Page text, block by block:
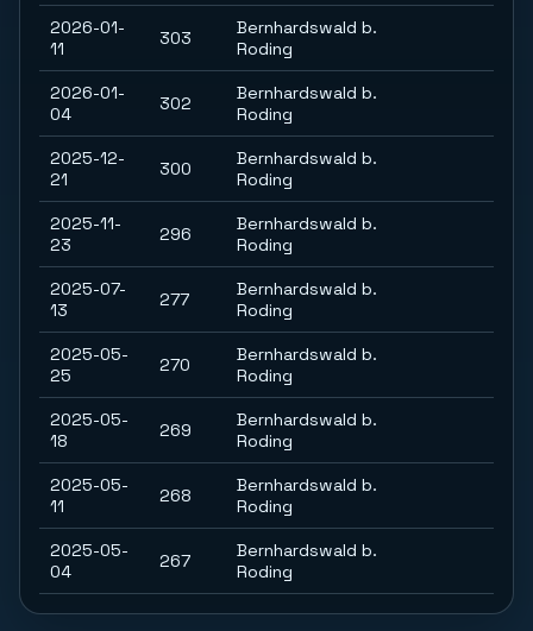
2026-01-
11
303
Bernhardswald b.
Roding
2026-01-
04
302
Bernhardswald b.
Roding
2025-12-
21
300
Bernhardswald b.
Roding
2025-11-
23
296
Bernhardswald b.
Roding
2025-07-
13
277
Bernhardswald b.
Roding
2025-05-
25
270
Bernhardswald b.
Roding
2025-05-
18
269
Bernhardswald b.
Roding
2025-05-
11
268
Bernhardswald b.
Roding
2025-05-
04
267
Bernhardswald b.
Roding